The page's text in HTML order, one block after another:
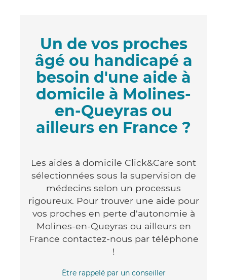
Un de vos proches
âgé ou handicapé a
besoin d'une aide à
domicile à Molines-
en-Queyras ou
ailleurs en France ?
Les aides à domicile Click&Care sont
sélectionnées sous la supervision de
médecins selon un processus
rigoureux. Pour trouver une aide pour
vos proches en perte d'autonomie à
Molines-en-Queyras ou ailleurs en
France contactez-nous par téléphone
!
Être rappelé par un conseiller